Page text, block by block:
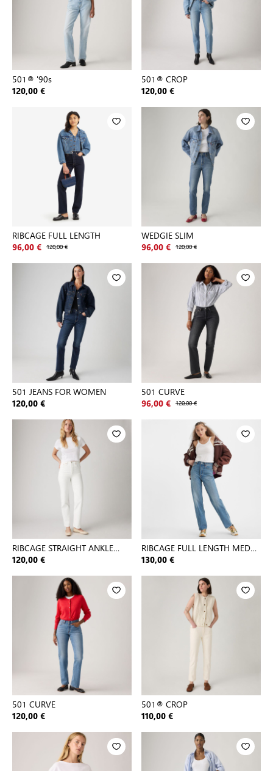
501® '90s
120,00 €
501® CROP
120,00 €
RIBCAGE FULL LENGTH
96,00 € 120,00 €
WEDGIE SLIM
96,00 € 120,00 €
501 JEANS FOR WOMEN
120,00 €
501 CURVE
96,00 € 120,00 €
RIBCAGE STRAIGHT ANKLE
CLOUD O
120,00 €
RIBCAGE FULL LENGTH MED
INDIGO - WORN IN
130,00 €
501 CURVE
120,00 €
501® CROP
110,00 €